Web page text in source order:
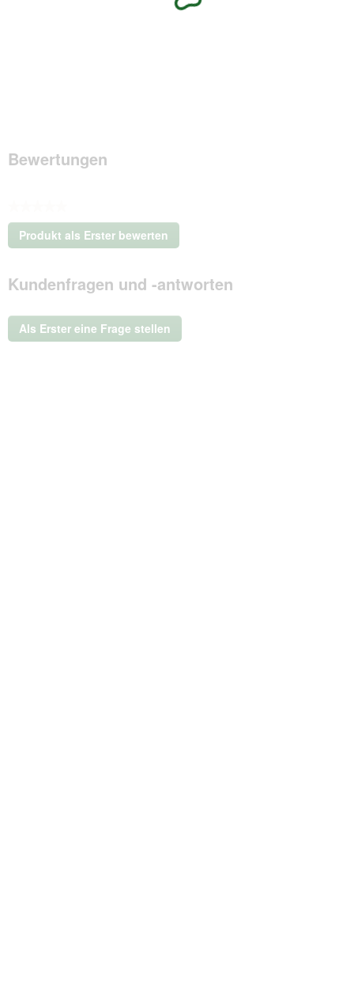
Bewertungen
Kein
Beurteilungswert
Produkt als Erster bewerten
.
dieser
Aktion
ein
modales
Kundenfragen und -antworten
Als Erster eine Frage stellen